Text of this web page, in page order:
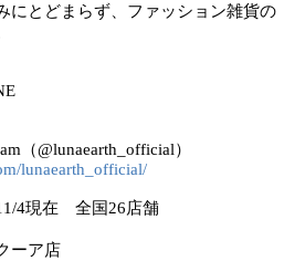
にとどまらず、ファッション雑貨の
（@lunaearth_official）
lunaearth_official/
4現在 全国26店舗
ーア店